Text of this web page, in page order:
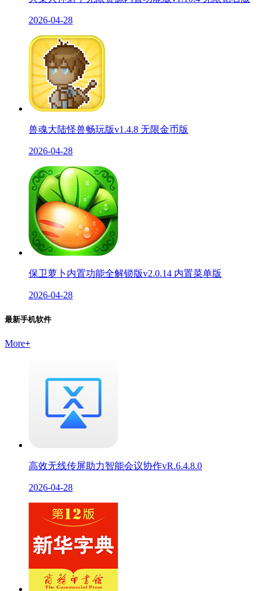
2026-04-28
兽魂大陆怪兽畅玩版v1.4.8 无限金币版
2026-04-28
保卫萝卜内置功能全解锁版v2.0.14 内置菜单版
2026-04-28
最新手机软件
More+
高效无线传屏助力智能会议协作vR.6.4.8.0
2026-04-28